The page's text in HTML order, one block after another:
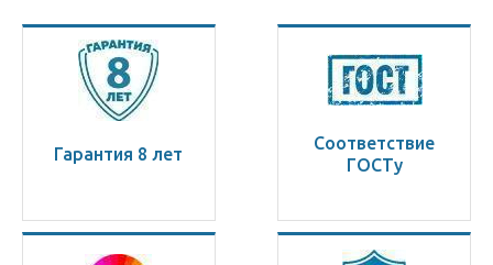
Гарантия 8 лет
Соответствие
ГОСТу